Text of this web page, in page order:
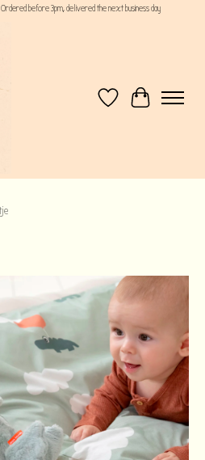
before 3pm, delivered the next business day
VerlanglijstWinkelwagen